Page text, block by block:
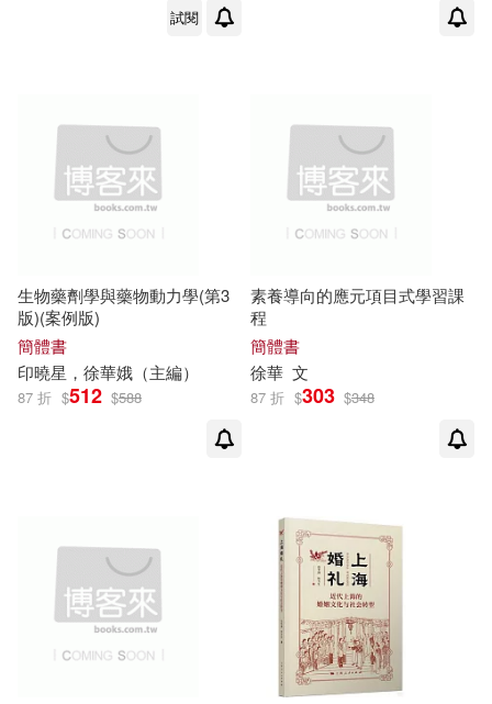
邱琬淳(1)
郭蓁(1)
鄔冬華，虞紅斌，張四海，樓燁，
徐華，呂月(1)
鄭華，徐華山，李雲開等(1)
鄭蓉（主編）(1) 阮旻錫(1)
金銀樹出版文化(1)
長江文藝出版社(1)
雲南科技出版社(1)
鳳凰出版社(1) 麗文文化(1)
黑龍江人民出版社(1)
試閱
生物藥劑學與藥物動力學(第3
版)(案例版)
簡體書
印曉星， 徐華娥（主編）
87 折 $512 $588
素養導向的應元項目式學習課
程
簡體書
徐華 文
87 折 $303 $348